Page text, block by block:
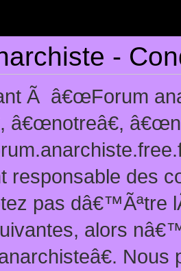
-
Ã â€œForum
â€œnotreâ€,
responsable des
pas dâ€™Ãªtre
alors